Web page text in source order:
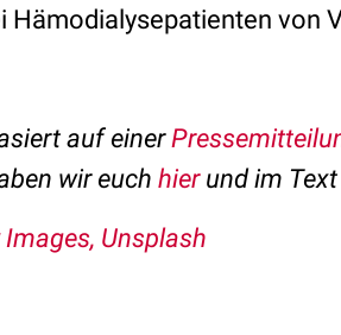
Hämodialysepatienten von
auf einer
wir euch hierund im Text
Images, Unsplash